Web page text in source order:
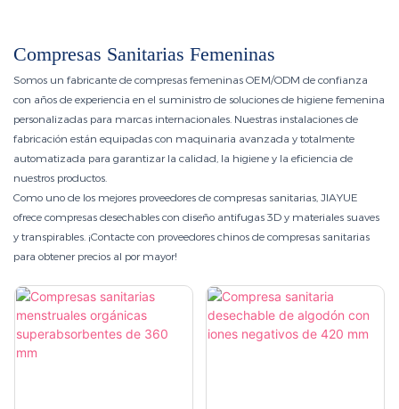
Compresas Sanitarias Femeninas
Somos un fabricante de compresas femeninas OEM/ODM de confianza
con años de experiencia en el suministro de soluciones de higiene femenina
personalizadas para marcas internacionales. Nuestras instalaciones de
fabricación están equipadas con maquinaria avanzada y totalmente
automatizada para garantizar la calidad, la higiene y la eficiencia de
nuestros productos.
Como uno de los mejores proveedores de compresas sanitarias, JIAYUE
ofrece compresas desechables con diseño antifugas 3D y materiales suaves
y transpirables. ¡Contacte con proveedores chinos de compresas sanitarias
para obtener precios al por mayor!